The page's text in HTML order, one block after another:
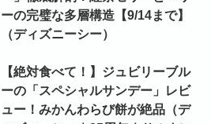
ーの完璧な多層構造【9/14まで】
（ディズニーシー）
【絶対食べて！】ジュビリーブル
ーの「スペシャルサンデー」レビ
ュー！みかんわらび餅が絶品（デ